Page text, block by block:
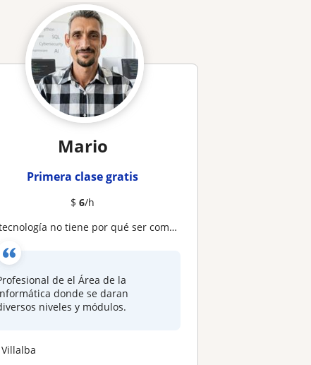
Mario
Primera clase gratis
$6/h
no tiene por qué ser complicada. Solo necesita a alguien que la sepa explicar
de el Área de la
donde se daran
niveles y módulos.
Villalba